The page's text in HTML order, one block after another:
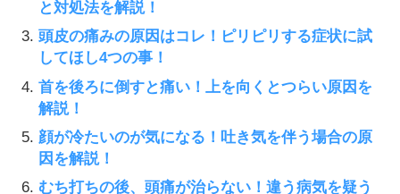
と対処法を解説！
頭皮の痛みの原因はコレ！ピリピリする症状に試
してほし4つの事！
首を後ろに倒すと痛い！上を向くとつらい原因を
解説！
顔が冷たいのが気になる！吐き気を伴う場合の原
因を解説！
むち打ちの後、頭痛が治らない！違う病気を疑う